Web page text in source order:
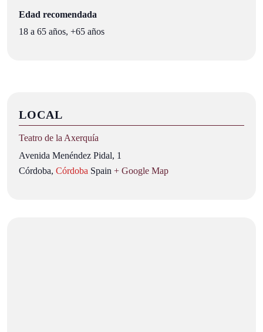
Edad recomendada
18 a 65 años, +65 años
LOCAL
Teatro de la Axerquía
Avenida Menéndez Pidal, 1
Córdoba, Córdoba Spain + Google Map